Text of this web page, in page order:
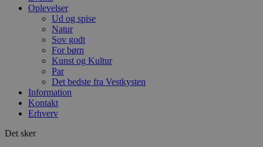
Oplevelser
Ud og spise
Natur
Sov godt
For børn
Kunst og Kultur
Par
Det bedste fra Vestkysten
Information
Kontakt
Erhverv
Det sker